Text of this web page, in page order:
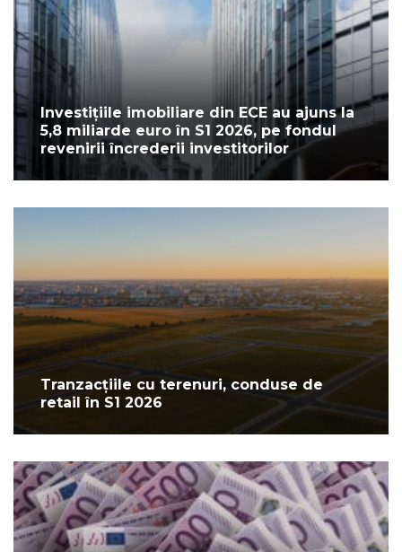
Investițiile imobiliare din ECE au ajuns la
5,8 miliarde euro în S1 2026, pe fondul
revenirii încrederii investitorilor
Tranzacțiile cu terenuri, conduse de
retail în S1 2026